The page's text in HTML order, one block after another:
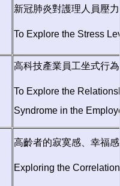
新冠肺炎對護理人員壓
To Explore the Stress
高科技產業員工坐式行
To Explore the
Syndrome in the
高齡者的寂寞感、幸福
Exploring the